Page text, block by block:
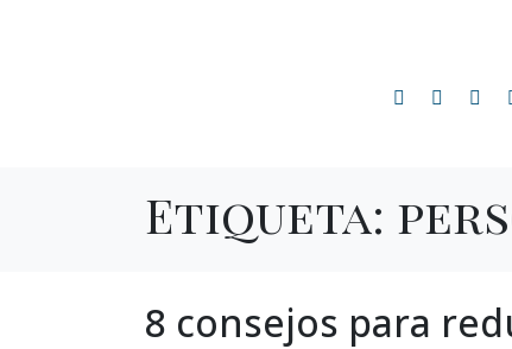
Etiqueta:
8 consejos para